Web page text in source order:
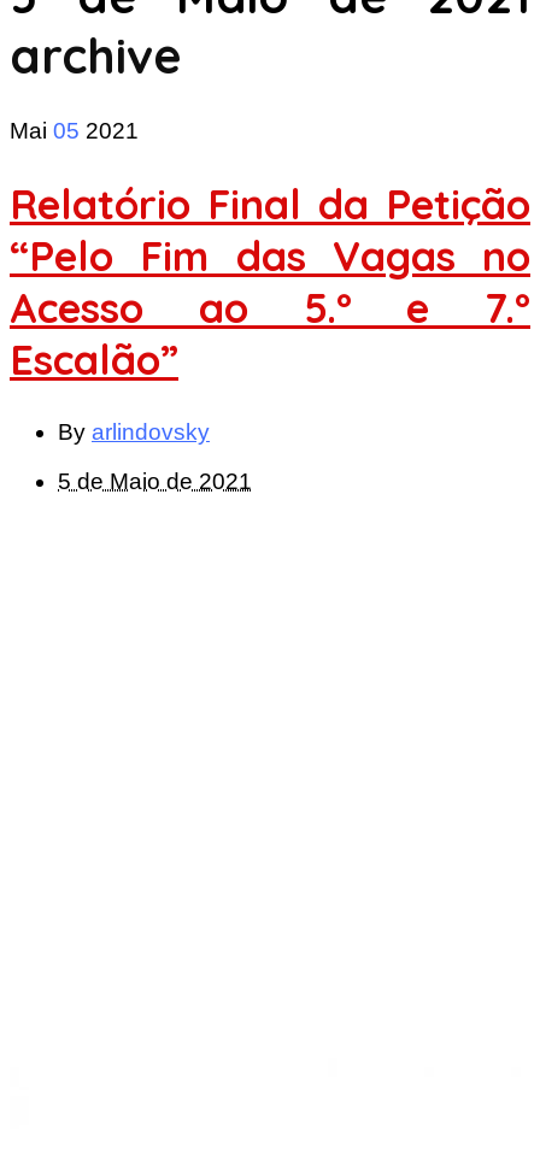
archive
Mai 05 2021
Relatório Final da Petição
“Pelo Fim das Vagas no
Acesso ao 5.º e 7.º
Escalão”
By arlindovsky
5 de Maio de 2021